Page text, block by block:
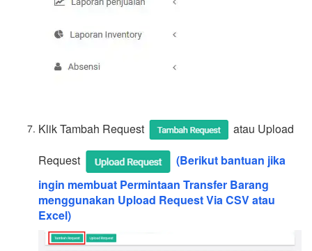
Klik Tambah Request
atau Upload
Request
(Berikut bantuan jika
ingin membuat Permintaan Transfer Barang
menggunakan Upload Request Via CSV atau
Excel)